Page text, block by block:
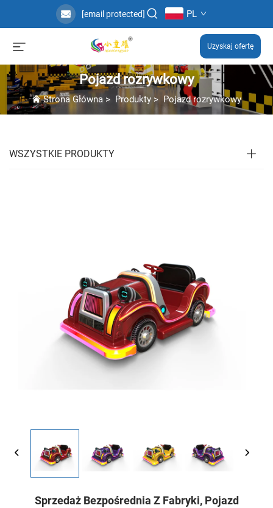
[email protected] PL
Uzyskaj ofertę
Pojazd rozrywkowy
Strona Główna > Produkty>Pojazd rozrywkowy
WSZYSTKIE PRODUKTY
Sprzedaż Bezpośrednia Z Fabryki, Pojazd